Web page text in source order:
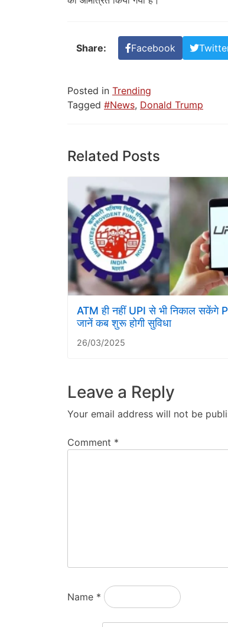
Share: Facebook
Posted in Trending
Tagged #News, Donald Trump
Related Posts
ATM ही नहीं UPI से भी निकाल सकेंगे
जानें कब शुरू होगी सुविधा
26/03/2025
Leave a Reply
Your email address will not be
Comment *
Name *